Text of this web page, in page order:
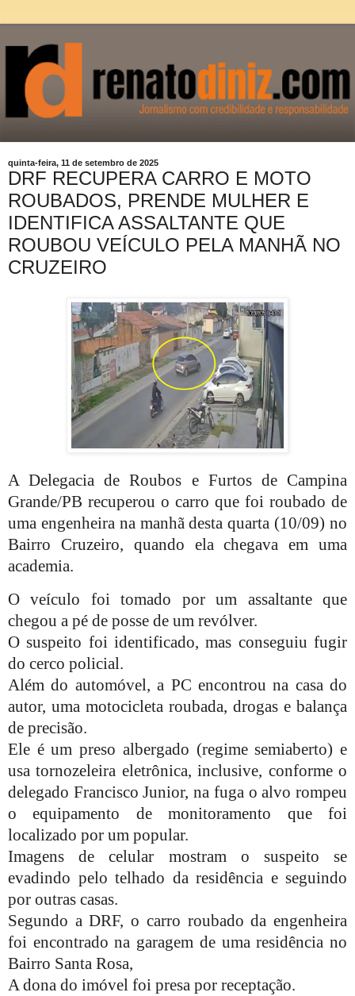
quinta-feira, 11 de setembro de 2025
DRF RECUPERA CARRO E MOTO
ROUBADOS, PRENDE MULHER E
IDENTIFICA ASSALTANTE QUE
ROUBOU VEÍCULO PELA MANHÃ NO
CRUZEIRO
A Delegacia de Roubos e Furtos de Campina
Grande/PB recuperou o carro que foi roubado de
uma engenheira na manhã desta quarta (10/09) no
Bairro Cruzeiro, quando ela chegava em uma
academia.
O veículo foi tomado por um assaltante que
chegou a pé de posse de um revólver.
O suspeito foi identificado, mas conseguiu fugir
do cerco policial.
Além do automóvel, a PC encontrou na casa do
autor, uma motocicleta roubada, drogas e balança
de precisão.
Ele é um preso albergado (regime semiaberto) e
usa tornozeleira eletrônica, inclusive, conforme o
delegado Francisco Junior, na fuga o alvo rompeu
o equipamento de monitoramento que foi
localizado por um popular.
Imagens de celular mostram o suspeito se
evadindo pelo telhado da residência e seguindo
por outras casas.
Segundo a DRF, o carro roubado da engenheira
foi encontrado na garagem de uma residência no
Bairro Santa Rosa,
A dona do imóvel foi presa por receptação.